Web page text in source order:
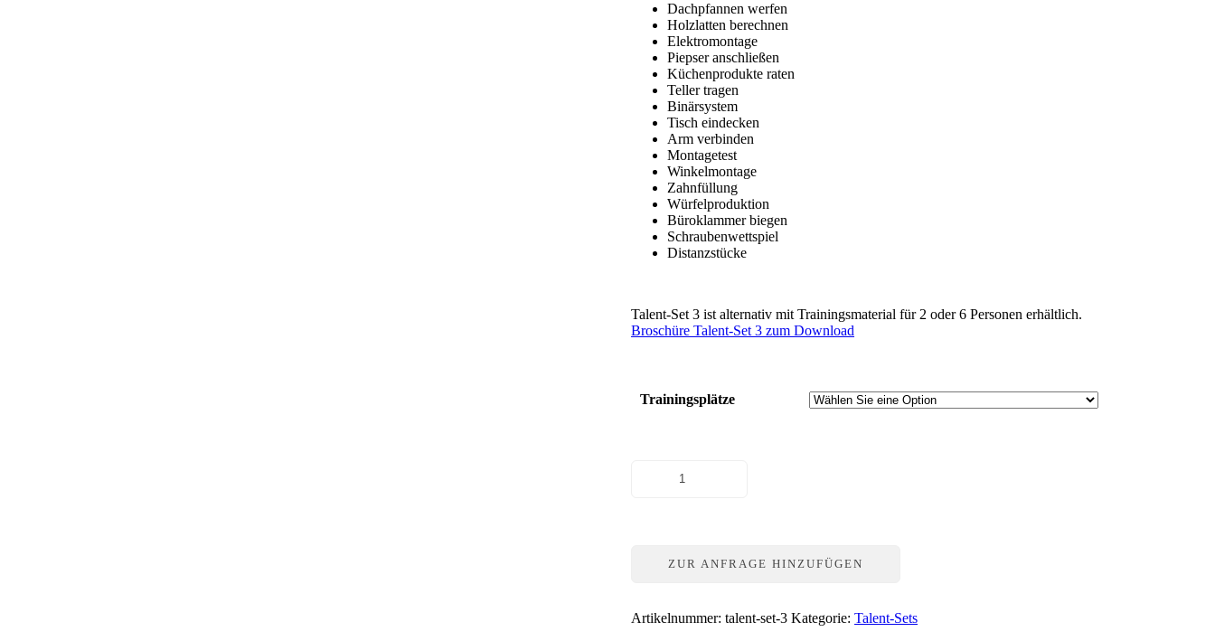
Dachpfannen werfen
Holzlatten berechnen
Elektromontage
Piepser anschließen
Küchenprodukte raten
Teller tragen
Binärsystem
Tisch eindecken
Arm verbinden
Montagetest
Winkelmontage
Zahnfüllung
Würfelproduktion
Büroklammer biegen
Schraubenwettspiel
Distanzstücke
Talent-Set 3 ist alternativ mit Trainingsmaterial für 2 oder 6 Personen erhältlich.
Broschüre Talent-Set 3 zum Download
Trainingsplätze
ZUR ANFRAGE HINZUFÜGEN
Artikelnummer:talent-set-3 Kategorie:Talent-Sets